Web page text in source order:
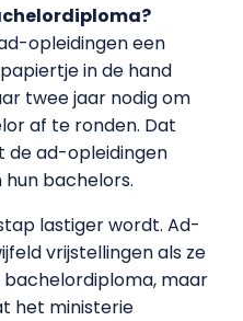
opleidingen een
in de hand
twee jaar nodig om
af te ronden. Dat
de ad-opleidingen
bachelors.
lastiger wordt. Ad-
vrijstellingen als ze
maar
het ministerie